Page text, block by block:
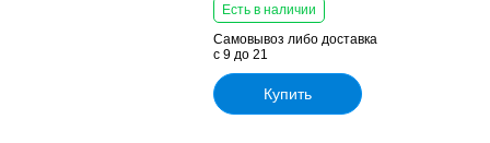
Есть в наличии
Самовывоз либо доставка
с 9 до 21
Купить